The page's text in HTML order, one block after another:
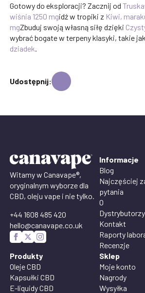
Gotowy do eksploracji? Zacznij od
wiśnia 1250 mgidź w tropiki z Kiwi,
mgZbuduj swoją własną siłę dzięki
wybrać bogate w terpeny klasyki, takie jak
dziadek.
Udostępnij:
Witamy w Canavape®,
oryginalnym wyborze dla
CBD, oleju vape i nie tylko.
+44 1608 485 420
hello@canavape.co.uk
Informacje
Blog
Najczęściej
pytania
O
Dystrybutorzy
Kontakt
Raporty
Recenzje
Produkty
Oleje CBD
Kapsułki CBD
E-liquidy CBD
Sklep
Moje konto
Nagrody
Wysyłka